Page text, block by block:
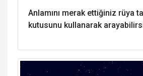
Anlamını merak ettiğiniz rüya
kutusunu kullanarak